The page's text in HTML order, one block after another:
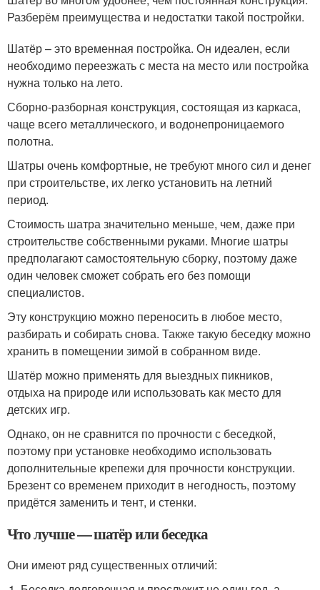
Разберём преимущества и недостатки такой постройки.
Шатёр – это временная постройка. Он идеален, если
необходимо переезжать с места на место или постройка
нужна только на лето.
Сборно-разборная конструкция, состоящая из каркаса,
чаще всего металлического, и водонепроницаемого
полотна.
Шатры очень комфортные, не требуют много сил и денег
при строительстве, их легко установить на летний
период.
Стоимость шатра значительно меньше, чем, даже при
строительстве собственными руками. Многие шатры
предполагают самостоятельную сборку, поэтому даже
один человек сможет собрать его без помощи
специалистов.
Эту конструкцию можно переносить в любое место,
разбирать и собирать снова. Также такую беседку можно
хранить в помещении зимой в собранном виде.
Шатёр можно применять для выездных пикников,
отдыха на природе или использовать как место для
детских игр.
Однако, он не сравнится по прочности с беседкой,
поэтому при установке необходимо использовать
дополнительные крепежи для прочности конструкции.
Брезент со временем приходит в негодность, поэтому
придётся заменить и тент, и стенки.
Что лучше — шатёр или беседка
Они имеют ряд существенных отличий: